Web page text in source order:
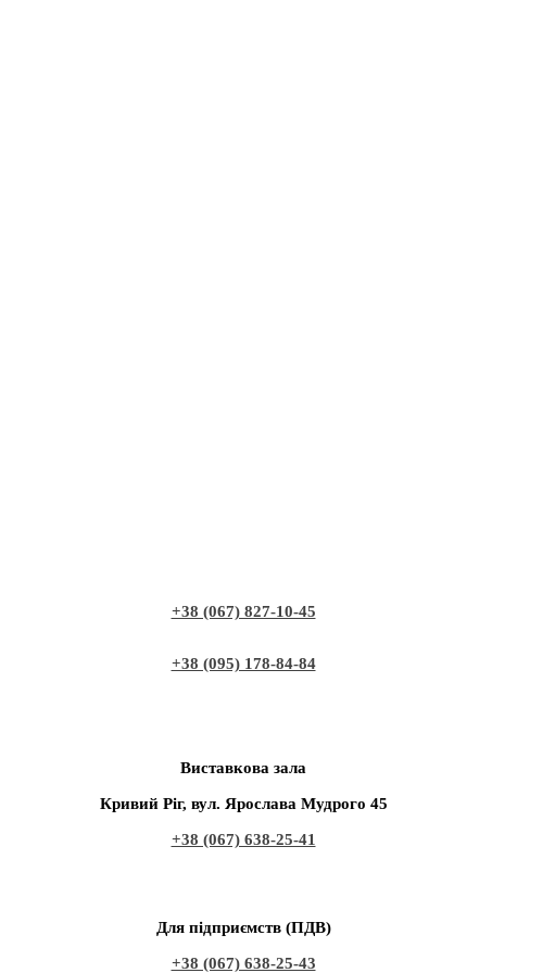
+38 (067) 827-10-45
+38 (095) 178-84-84
Виставкова зала
Кривий Ріг, вул. Ярослава Мудрого 45
+38 (067) 638-25-41
Для підприємств (ПДВ)
+38 (067) 638-25-43